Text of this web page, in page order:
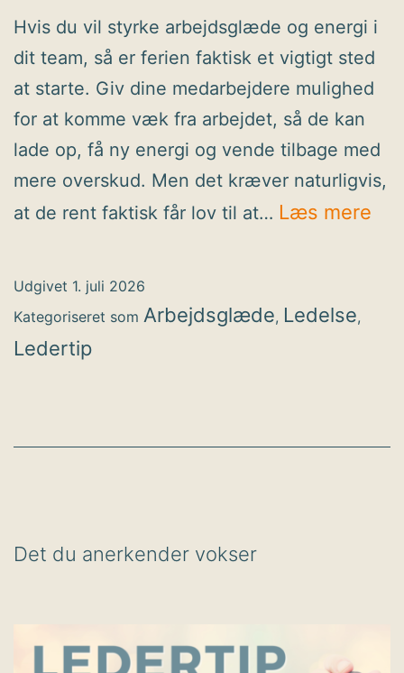
Hvis du vil styrke arbejdsglæde og energi i
dit team, så er ferien faktisk et vigtigt sted
at starte. Giv dine medarbejdere mulighed
for at komme væk fra arbejdet, så de kan
lade op, få ny energi og vende tilbage med
mere overskud. Men det kræver naturligvis,
at de rent faktisk får lov til at… Læs mere
Udgivet 1. juli 2026
Kategoriseret som Arbejdsglæde, Ledelse,
Ledertip
Det du anerkender vokser